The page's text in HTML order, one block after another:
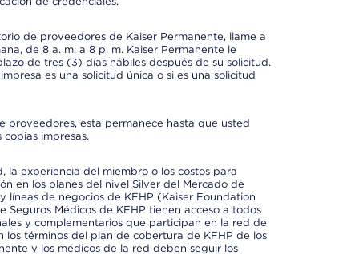
de proveedores de Kaiser Permanente, llame a
de 8 a. m. a 8 p. m. Kaiser Permanente le
de tres (3) días hábiles después de su solicitud.
es una solicitud única o si es una solicitud
proveedores, esta permanece hasta que usted
impresas.
la experiencia del miembro o los costos para
en los planes del nivel Silver del Mercado de
líneas de negocios de KFHP (Kaiser Foundation
Seguros Médicos de KFHP tienen acceso a todos
y complementarios que participan en la red de
términos del plan de cobertura de KFHP de los
y los médicos de la red deben seguir los